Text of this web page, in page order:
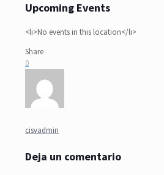
Upcoming Events
<li>No events in this location</li>
Share
0
cisvadmin
Deja un comentario